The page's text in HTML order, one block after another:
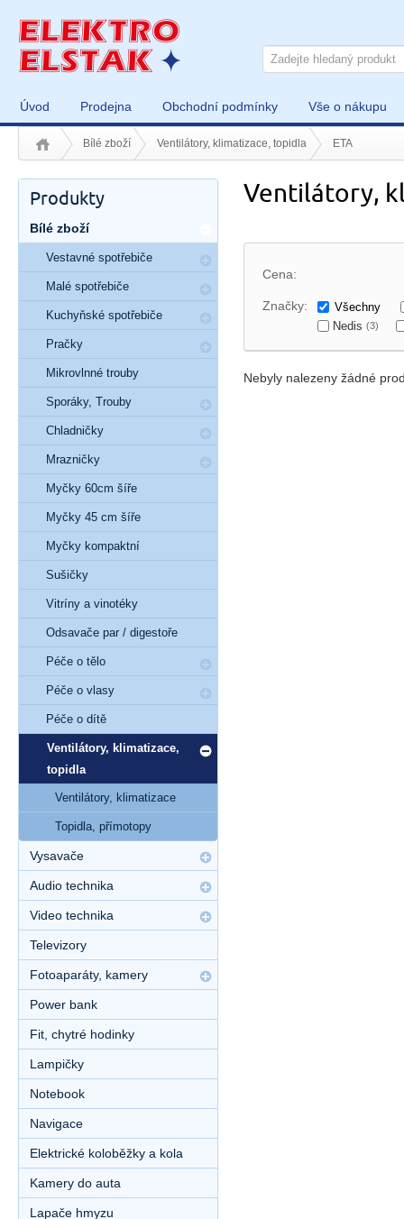
Úvod Prodejna Obchodní podmínky Vše o nákupu
Bílé zboží Ventilátory, klimatizace, topidla ETA
Ventilátory,
Cena:
Značky:
Všechny
Nedis (3)
Nebyly nalezeny žádné
Produkty
Bílé zboží
Vestavné spotřebiče
Malé spotřebiče
Kuchyňské spotřebiče
Pračky
Mikrovlnné trouby
Sporáky, Trouby
Chladničky
Mrazničky
Myčky 60cm šíře
Myčky 45 cm šíře
Myčky kompaktní
Sušičky
Vitríny a vinotéky
Odsavače par / digestoře
Péče o tělo
Péče o vlasy
Péče o dítě
Ventilátory, klimatizace,
topidla
Ventilátory, klimatizace
Topidla, přímotopy
Vysavače
Audio technika
Video technika
Televizory
Fotoaparáty, kamery
Power bank
Fit, chytré hodinky
Lampičky
Notebook
Navigace
Elektrické koloběžky a kola
Kamery do auta
Lapače hmyzu